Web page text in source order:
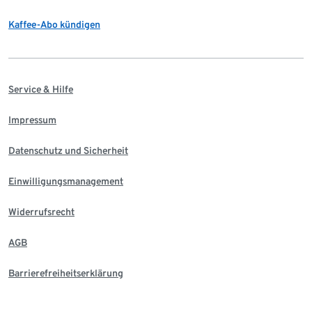
Kaffee-Abo kündigen
Service & Hilfe
Impressum
Datenschutz und Sicherheit
Einwilligungsmanagement
Widerrufsrecht
AGB
Barrierefreiheitserklärung